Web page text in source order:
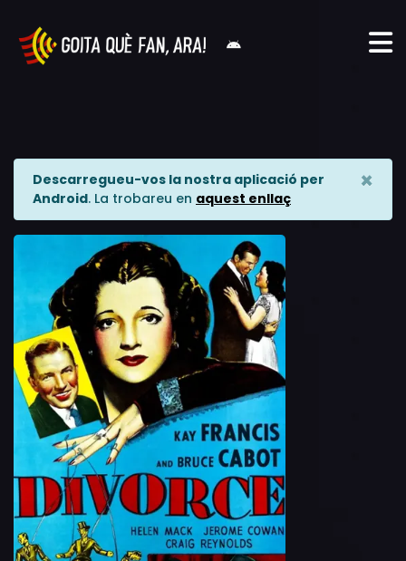
Descarregueu-vos la nostra aplicació per
Android. La trobareu en aquest enllaç
×